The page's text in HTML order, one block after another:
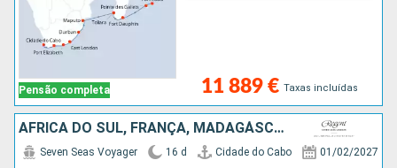
Pensão completa 11 889 € Taxas incluídas
AFRICA DO SUL, FRANÇA, MADAGÁSCAR, MAURICE
Seven Seas Voyager 16 d Cidade do Cabo 01/02/2027